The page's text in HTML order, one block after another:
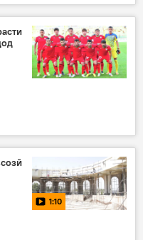
ҲИӮ
Сурия
миллӣ
футбол
1:10